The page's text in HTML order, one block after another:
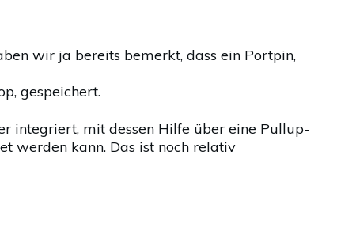
wir ja bereits bemerkt, dass ein Portpin,
gespeichert.
integriert, mit dessen Hilfe über eine Pullup-
werden kann. Das ist noch relativ